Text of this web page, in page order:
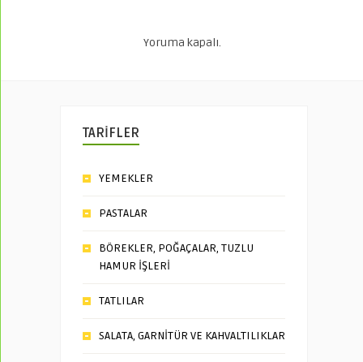
Yoruma kapalı.
TARİFLER
YEMEKLER
PASTALAR
BÖREKLER, POĞAÇALAR, TUZLU
HAMUR İŞLERİ
TATLILAR
SALATA, GARNİTÜR VE KAHVALTILIKLAR